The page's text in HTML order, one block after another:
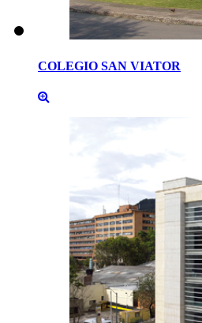
COLEGIO SAN VIATOR